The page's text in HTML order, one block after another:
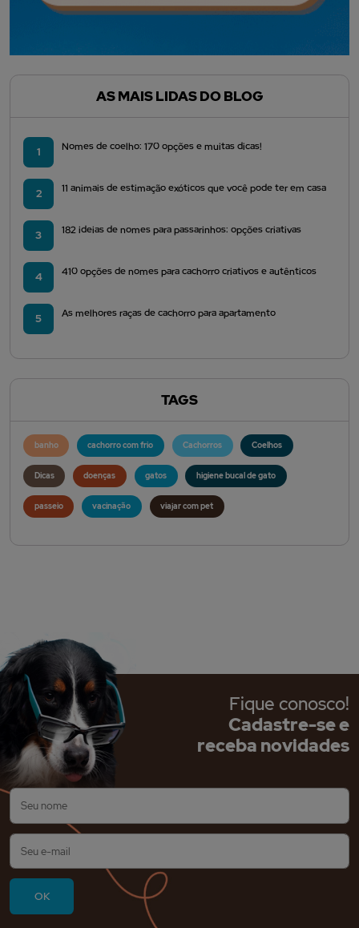
AS MAIS LIDAS DO BLOG
1 Nomes de coelho: 170 opções e muitas dicas!
2 11 animais de estimação exóticos que você pode ter em casa
3 182 ideias de nomes para passarinhos: opções criativas
4 410 opções de nomes para cachorro criativos e autênticos
5 As melhores raças de cachorro para apartamento
TAGS
banho cachorro com frio Cachorros Coelhos
Dicas doenças gatos higiene bucal de gato
passeio vacinação viajar com pet
Fique conosco!
Cadastre-se e
receba novidades